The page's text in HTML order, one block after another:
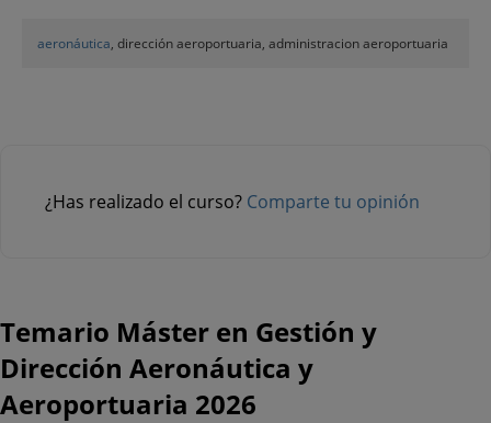
aeronáutica, dirección aeroportuaria, administracion aeroportuaria
¿Has realizado el curso? Comparte tu opinión
Temario Máster en Gestión y
Dirección Aeronáutica y
Aeroportuaria 2026